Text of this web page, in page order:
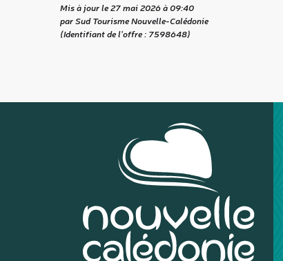
Mis à jour le 27 mai 2026 à 09:40
par Sud Tourisme Nouvelle-Calédonie
(Identifiant de l'offre : 7598648)